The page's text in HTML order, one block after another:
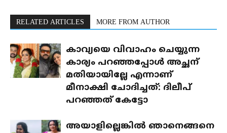
RELATED ARTICLES MORE FROM AUTHOR
കാവ്യയെ വിവാഹം ചെയ്യുന്ന
കാര്യം പറഞ്ഞപ്പോൾ അച്ഛന്
മതിയായില്ലേ എന്നാണ്
മീനാക്ഷി ചോദിച്ചത്: ദിലീപ്
പറഞ്ഞത് കേട്ടോ
അയാളില്ലെങ്കിൽ ഞാനെങ്ങനെ